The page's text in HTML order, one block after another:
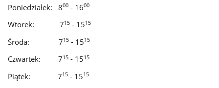
Poniedziałek: 800- 1600
Wtorek: 715- 1515
Środa: 715- 1515
Czwartek: 715- 1515
Piątek: 715- 1515